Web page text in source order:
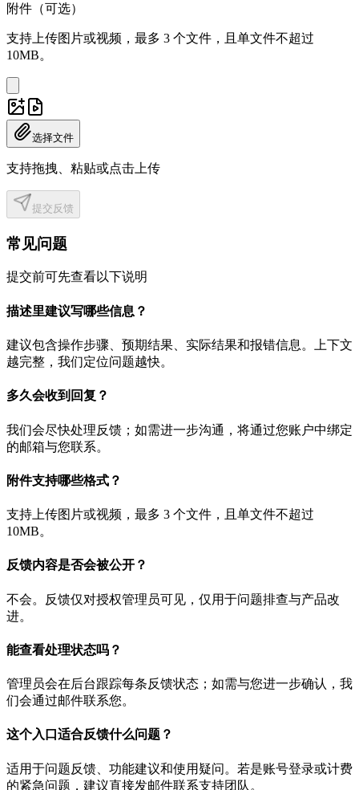
附件（可选）
支持上传图片或视频，最多 3 个文件，且单文件不超过
10MB。
选择文件
支持拖拽、粘贴或点击上传
提交反馈
常见问题
提交前可先查看以下说明
描述里建议写哪些信息？
建议包含操作步骤、预期结果、实际结果和报错信息。上下文
越完整，我们定位问题越快。
多久会收到回复？
我们会尽快处理反馈；如需进一步沟通，将通过您账户中绑定
的邮箱与您联系。
附件支持哪些格式？
支持上传图片或视频，最多 3 个文件，且单文件不超过
10MB。
反馈内容是否会被公开？
不会。反馈仅对授权管理员可见，仅用于问题排查与产品改
进。
能查看处理状态吗？
管理员会在后台跟踪每条反馈状态；如需与您进一步确认，我
们会通过邮件联系您。
这个入口适合反馈什么问题？
适用于问题反馈、功能建议和使用疑问。若是账号登录或计费
的紧急问题，建议直接发邮件联系支持团队。